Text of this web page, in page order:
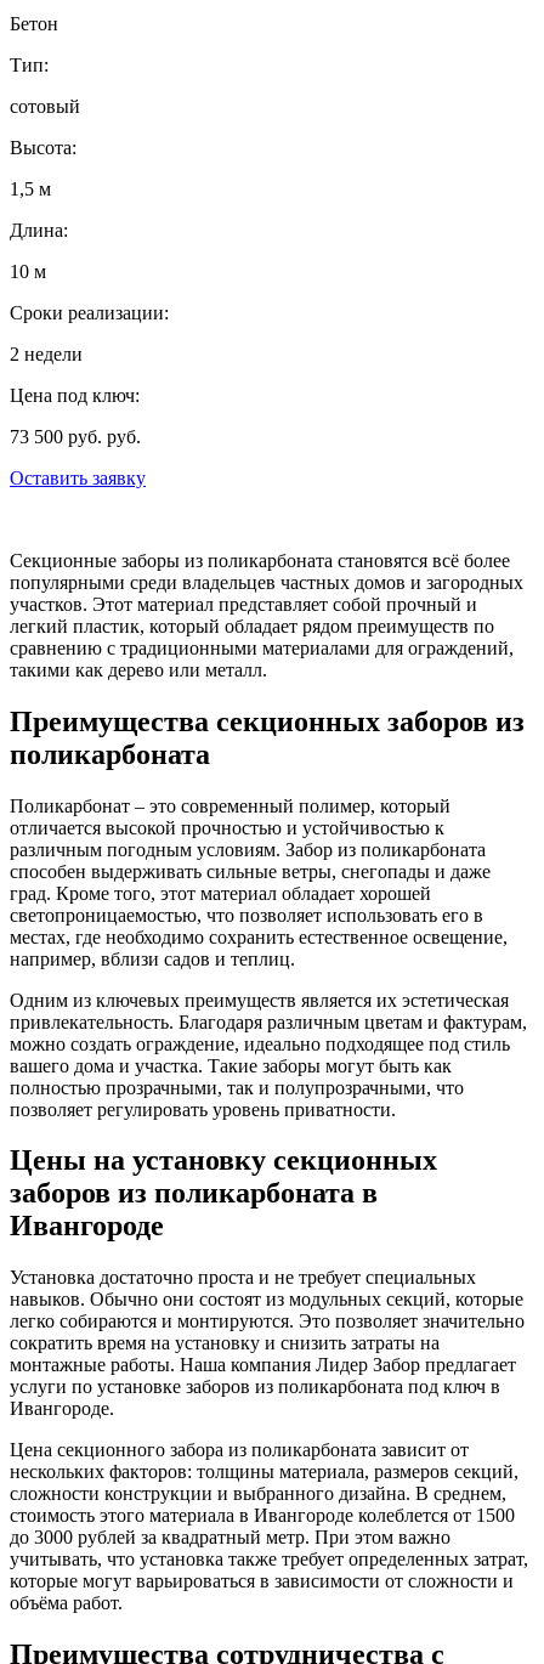
Бетон
Тип:
сотовый
Высота:
1,5 м
Длина:
10 м
Сроки реализации:
2 недели
Цена под ключ:
73 500 руб. руб.
Оставить заявку
Секционные заборы из поликарбоната становятся всё более
популярными среди владельцев частных домов и загородных
участков. Этот материал представляет собой прочный и
легкий пластик, который обладает рядом преимуществ по
сравнению с традиционными материалами для ограждений,
такими как дерево или металл.
Преимущества секционных заборов из
поликарбоната
Поликарбонат – это современный полимер, который
отличается высокой прочностью и устойчивостью к
различным погодным условиям. Забор из поликарбоната
способен выдерживать сильные ветры, снегопады и даже
град. Кроме того, этот материал обладает хорошей
светопроницаемостью, что позволяет использовать его в
местах, где необходимо сохранить естественное освещение,
например, вблизи садов и теплиц.
Одним из ключевых преимуществ является их эстетическая
привлекательность. Благодаря различным цветам и фактурам,
можно создать ограждение, идеально подходящее под стиль
вашего дома и участка. Такие заборы могут быть как
полностью прозрачными, так и полупрозрачными, что
позволяет регулировать уровень приватности.
Цены на установку секционных
заборов из поликарбоната в
Ивангороде
Установка достаточно проста и не требует специальных
навыков. Обычно они состоят из модульных секций, которые
легко собираются и монтируются. Это позволяет значительно
сократить время на установку и снизить затраты на
монтажные работы. Наша компания Лидер Забор предлагает
услуги по установке заборов из поликарбоната под ключ в
Ивангороде.
Цена секционного забора из поликарбоната зависит от
нескольких факторов: толщины материала, размеров секций,
сложности конструкции и выбранного дизайна. В среднем,
стоимость этого материала в Ивангороде колеблется от 1500
до 3000 рублей за квадратный метр. При этом важно
учитывать, что установка также требует определенных затрат,
которые могут варьироваться в зависимости от сложности и
объёма работ.
Преимущества сотрудничества с